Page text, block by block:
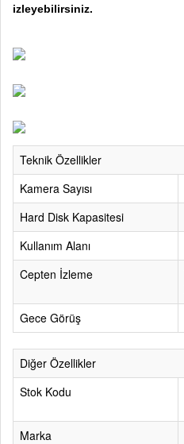
izleyebilirsiniz.
Teknik Özellikler
Kamera Sayısı
Hard Disk Kapasitesi
Kullanım Alanı
Cepten İzleme
Gece Görüş
Diğer Özellikler
Stok Kodu
Marka